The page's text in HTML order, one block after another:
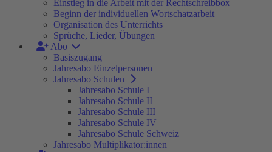
Einstieg in die Arbeit mit der Rechtschreibbox
Beginn der individuellen Wortschatzarbeit
Organisation des Unterrichts
Sprüche, Lieder, Übungen
Abo
Basiszugang
Jahresabo Einzelpersonen
Jahresabo Schulen
Jahresabo Schule I
Jahresabo Schule II
Jahresabo Schule III
Jahresabo Schule IV
Jahresabo Schule Schweiz
Jahresabo Multiplikator:innen